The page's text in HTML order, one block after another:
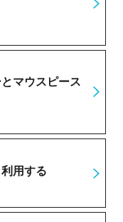
マウスピース
用する